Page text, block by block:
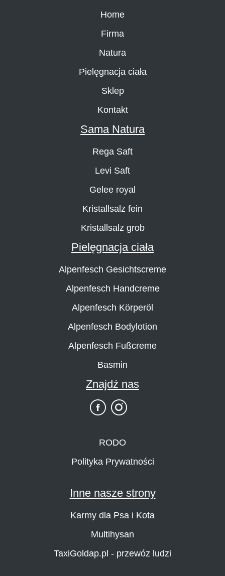
Home
Firma
Natura
Pielęgnacja ciała
Sklep
Kontakt
Sama Natura
Rega Saft
Levi Saft
Gelee royal
Kristallsalz fein
Kristallsalz grob
Pielęgnacja ciała
Alpenfesch Gesichtscreme
Alpenfesch Handcreme
Alpenfesch Körperöl
Alpenfesch Bodylotion
Alpenfesch Fußcreme
Basmin
Znajdź nas
RODO
Polityka Prywatności
Inne nasze strony
Karmy dla Psa i Kota
Multihysan
TaxiGoldap.pl - przewóz ludzi